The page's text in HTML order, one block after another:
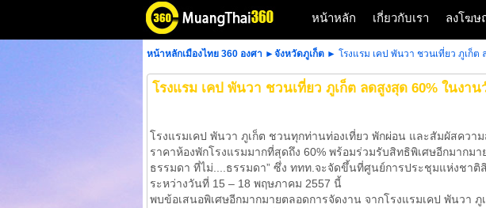
หน้าหลัก เกี่ยวกับเรา ลงโฆษ
หน้าหลักเมืองไทย 360 องศา ►จังหวัดภูเก็ต ► โรงแรม เคป พันวา ชวนเที่ยว ภูเก็ต
โรงแรม เคป พันวา ชวนเที่ยว ภูเก็ต ลดสูงสุด 60% ในงา
โรงแรมเคป พันวา ภูเก็ต ชวนทุกท่านท่องเที่ยว พักผ่อน และสัมผัสคว
ราคาห้องพักโรงแรมมากที่สุดถึง 60% พร้อมร่วมรับสิทธิพิเศษอีกมากม
ธรรมดา ที่ไม่....ธรรมดา” ซึ่ง ททท.จะจัดขึ้นที่ศูนย์การประชุมแห่งชาติ
ระหว่างวันที่ 15 – 18 พฤษภาคม 2557 นี้
พบข้อเสนอพิเศษอีกมากมายตลอดการจัดงาน จากโรงแรมเคป พันวา